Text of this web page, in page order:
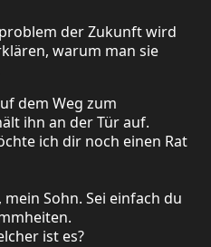
der Zukunft wird
warum man sie
dem Weg zum
ihn an der Tür auf.
ich dir noch einen Rat
Sohn. Sei einfach du
ist es?